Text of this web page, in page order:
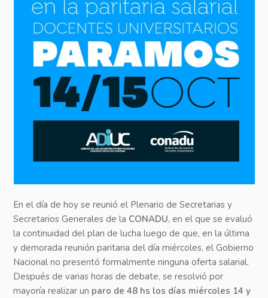
En el día de hoy se reunió el Plenario de Secretarias y
Secretarios Generales de la CONADU, en el que se evaluó
la continuidad del plan de lucha luego de que, en la última
y demorada reunión paritaria del día miércoles, el Gobierno
Nacional no presentó formalmente ninguna oferta salarial.
Después de varias horas de debate, se resolvió por
mayoría realizar un paro de 48 hs los días miércoles 14 y